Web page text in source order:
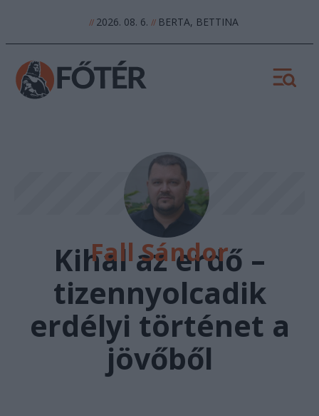
//2026. 08. 6. //BERTA, BETTINA
Fall Sándor
Kihal az erdő –
tizennyolcadik
erdélyi történet a
jövőből